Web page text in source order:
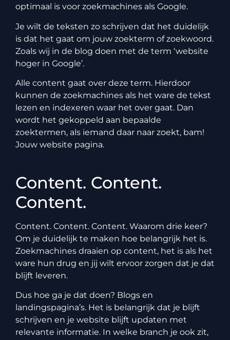
optimaal is voor zoekmachines als Google.
Je wilt de teksten zo schrijven dat het duidelijk
is dat het gaat om jouw zoekterm of zoekwoord.
Zoals wij in de blog doen met de term ‘website
hoger in Google’.
Alle content gaat over deze term. Hierdoor
kunnen de zoekmachines als het ware de tekst
lezen en indexeren waar het over gaat. Dan
wordt het gekoppeld aan bepaalde
zoektermen, als iemand daar naar zoekt, bam!
Jouw website pagina.
Content. Content.
Content.
Content. Content. Content. Waarom drie keer?
Om je duidelijk te maken hoe belangrijk het is.
Zoekmachines draaien op content, het is als het
ware hun drug en jij wilt ervoor zorgen dat je dat
blijft leveren.
Dus hoe ga je dat doen? Blogs en
landingspagina’s. Het is belangrijk dat je blijft
schrijven en je website blijft updaten met
relevante informatie. In welke branch je ook zit,